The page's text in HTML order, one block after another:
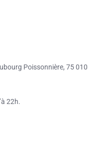
Poissonnière, 75 010
22h.